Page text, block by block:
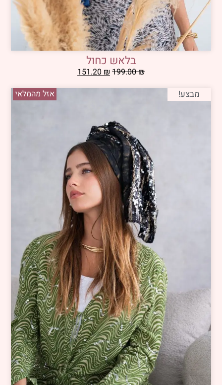
בלאש כחול
199.00₪
151.20₪
אזל מהמלאי
מבצע!